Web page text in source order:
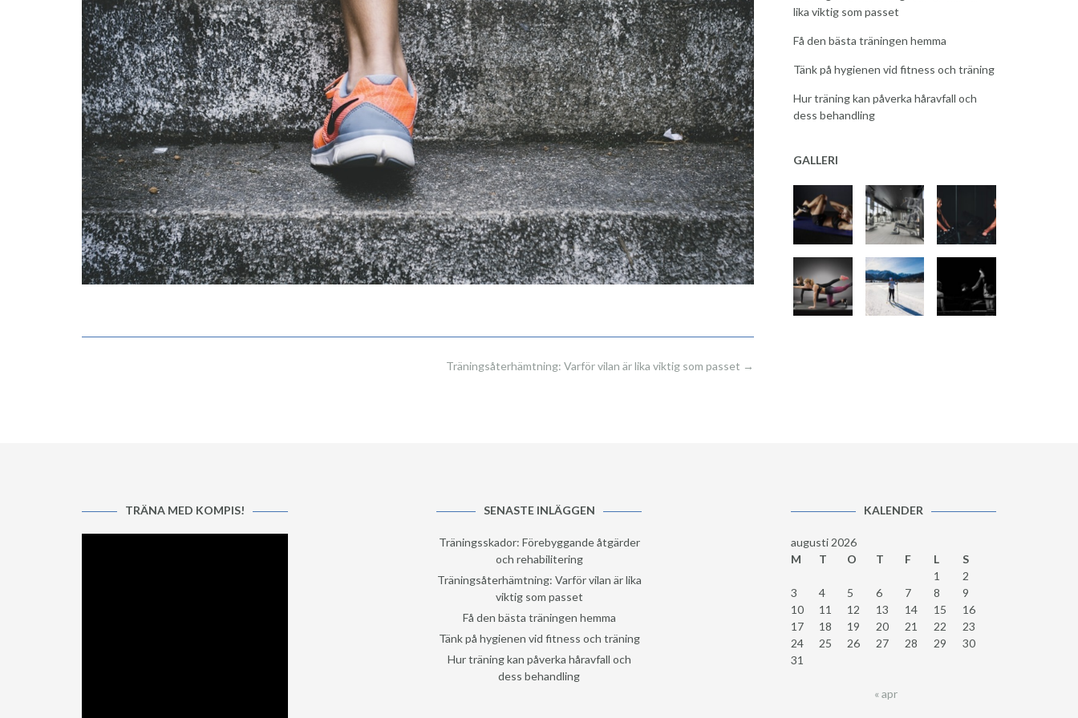
Träningsåterhämtning: Varför vilan är lika viktig som passet →
lika viktig som passet
Få den bästa träningen hemma
Tänk på hygienen vid fitness och träning
Hur träning kan påverka håravfall och
dess behandling
GALLERI
TRÄNA MED KOMPIS! SENASTE INLÄGGEN
Träningsskador: Förebyggande åtgärder
och rehabilitering
Träningsåterhämtning: Varför vilan är lika
viktig som passet
Få den bästa träningen hemma
Tänk på hygienen vid fitness och träning
Hur träning kan påverka håravfall och
dess behandling
KALENDER
augusti 2026
M
T O T F L
S
1
2
3
4 5 6 7 8
9
10
11 12 13 14 15
16
17
18 19 20 21 22
23
24
25 26 27 28 29
30
31
« apr